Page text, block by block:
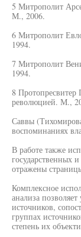
5 Митрополит
М., 2006.
6 Митрополит
1994.
7 Митрополит
1994.
8 Протопресвитер
революцией. М.,
Саввы
воспоминаниях
В работе также
государственных
отражены
Комплексное
анализа
источников,
группах
степень их